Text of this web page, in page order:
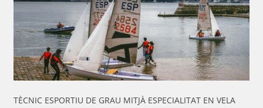
TÈCNIC ESPORTIU DE GRAU MITJÀ ESPECIALITAT EN VELA